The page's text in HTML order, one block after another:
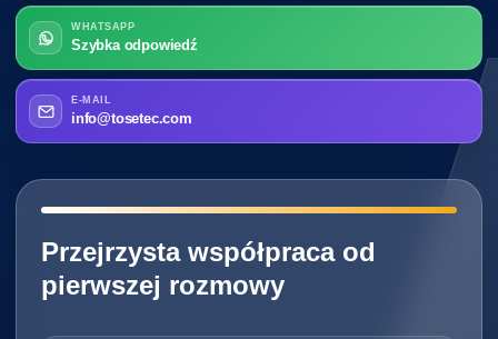
WHATSAPP
Szybka odpowiedź
E-MAIL
info@tosetec.com
━━━━━━━━━━━━━━━━━━━━━━━━━━━━
Przejrzysta współpraca od
pierwszej rozmowy